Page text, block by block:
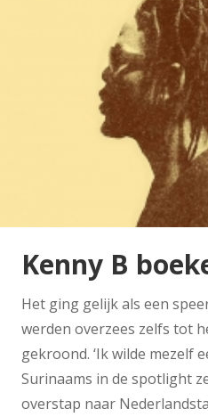
Kenny B
Het ging gelijk als een
werden overzees zelfs tot
gekroond. ‘Ik wilde mezelf
Surinaams in de spotlight
overstap naar